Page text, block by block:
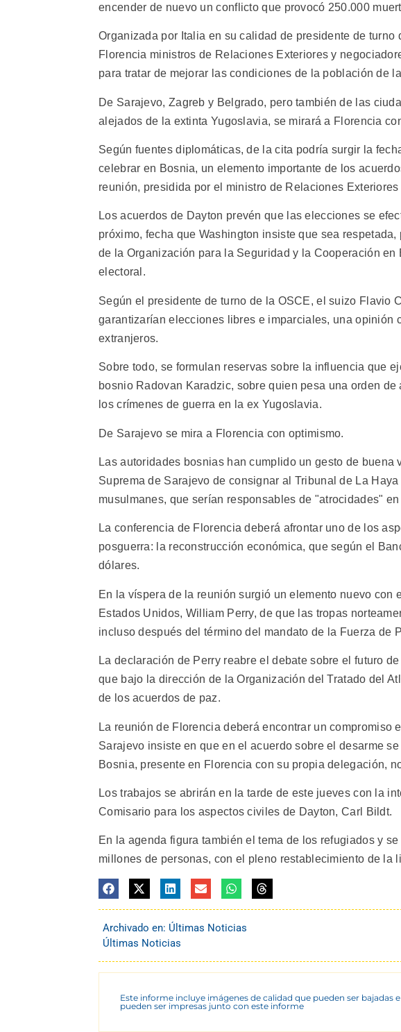
encender de nuevo un conflicto que provocó 250.000
Organizada por Italia en su calidad de presidente de
Florencia ministros de Relaciones Exteriores y
para tratar de mejorar las condiciones de la población de
De Sarajevo, Zagreb y Belgrado, pero también de las
alejados de la extinta Yugoslavia, se mirará a Florencia
Según fuentes diplomáticas, de la cita podría surgir la
celebrar en Bosnia, un elemento importante de los
reunión, presidida por el ministro de Relaciones
Los acuerdos de Dayton prevén que las elecciones se
próximo, fecha que Washington insiste que sea
de la Organización para la Seguridad y la Cooperación
electoral.
Según el presidente de turno de la OSCE, el suizo Flavio
garantizarían elecciones libres e imparciales, una opinión
extranjeros.
Sobre todo, se formulan reservas sobre la influencia que
bosnio Radovan Karadzic, sobre quien pesa una orden
los crímenes de guerra en la ex Yugoslavia.
De Sarajevo se mira a Florencia con optimismo.
Las autoridades bosnias han cumplido un gesto de
Suprema de Sarajevo de consignar al Tribunal de La
musulmanes, que serían responsables de "atrocidades"
La conferencia de Florencia deberá afrontar uno de los
posguerra: la reconstrucción económica, que según el
dólares.
En la víspera de la reunión surgió un elemento nuevo con
Estados Unidos, William Perry, de que las tropas
incluso después del término del mandato de la Fuerza de
La declaración de Perry reabre el debate sobre el futuro
que bajo la dirección de la Organización del Tratado del
de los acuerdos de paz.
La reunión de Florencia deberá encontrar un compromiso
Sarajevo insiste en que en el acuerdo sobre el desarme
Bosnia, presente en Florencia con su propia delegación,
Los trabajos se abrirán en la tarde de este jueves con la
Comisario para los aspectos civiles de Dayton, Carl Bildt.
En la agenda figura también el tema de los refugiados y
millones de personas, con el pleno restablecimiento de la
Archivado en: Últimas Noticias
Últimas Noticias
Este informe incluye imágenes de calidad que pueden ser bajadas
pueden ser impresas junto con este informe